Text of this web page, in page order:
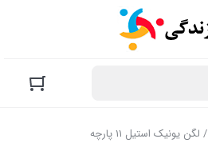
/ لگن یونیک استیل ۱۱ پارچه